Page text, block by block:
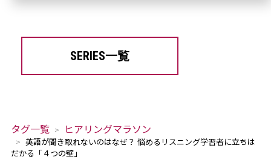
SERIES一覧
タグ一覧 ヒアリングマラソン
英語が聞き取れないのはなぜ？ 悩めるリスニング学習者に立ちは
だかる「４つの壁」